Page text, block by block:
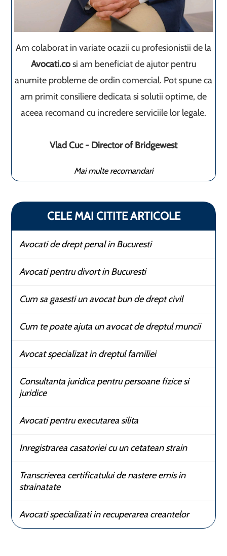
Am colaborat in variate ocazii cu profesionistii de la
Avocati.cosi am beneficiat de ajutor pentru
anumite probleme de ordin comercial. Pot spune ca
am primit consiliere dedicata si solutii optime, de
aceea recomand cu incredere serviciile lor legale.
Vlad Cuc - Director of Bridgewest
Mai multe recomandari
CELE MAI CITITE ARTICOLE
Avocati de drept penal in Bucuresti
Avocati pentru divort in Bucuresti
Cum sa gasesti un avocat bun de drept civil
Cum te poate ajuta un avocat de dreptul muncii
Avocat specializat in dreptul familiei
Consultanta juridica pentru persoane fizice si
juridice
Avocati pentru executarea silita
Inregistrarea casatoriei cu un cetatean strain
Transcrierea certificatului de nastere emis in
strainatate
Avocati specializati in recuperarea creantelor